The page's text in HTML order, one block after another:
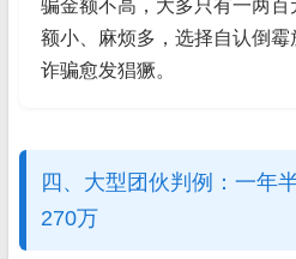
骗金额不高，大多只有一两
额小、麻烦多，选择自认倒
诈骗愈发猖獗。
四、大型团伙判例：一年
270万